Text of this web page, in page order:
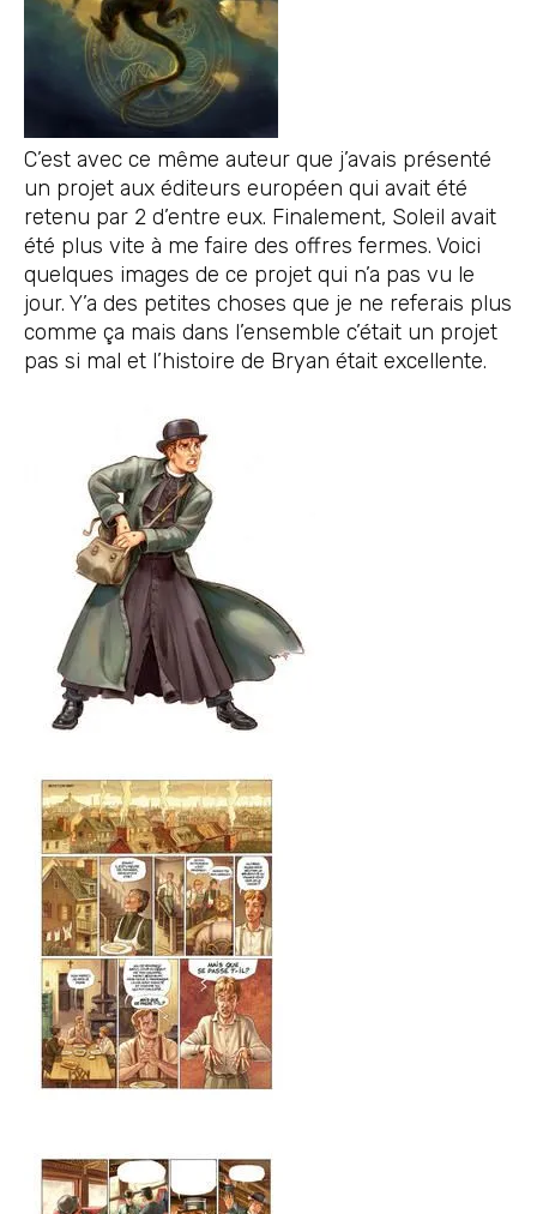
C’est avec ce même auteur que j’avais présenté
un projet aux éditeurs européen qui avait été
retenu par 2 d’entre eux. Finalement, Soleil avait
été plus vite à me faire des offres fermes. Voici
quelques images de ce projet qui n’a pas vu le
jour. Y’a des petites choses que je ne referais plus
comme ça mais dans l’ensemble c’était un projet
pas si mal et l’histoire de Bryan était excellente.